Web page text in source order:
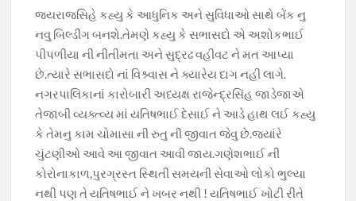
જયરાજસિહે કહ્યુ કે આધુનિક અને સુવિધાઓ સાથે બેંક નુ
નવુ બિલ્ડીંગ બનશે.તેમણે કહ્યુ કે સભાસદો એ અશોકભાઈ
પીપળીયા ની નીતીમતા અને સુદ્રઢ વહીવટ ને મત આપ્યા
છે.ત્યારે સભાસદો નાં વિશ્ર્વાસ ને ક્યારેય દાગ નહી લાગે.
નગરપાલિકાનાં કારોબારી અધ્યક્ષ રાજેન્દ્રસિંહ જાડેજાએ
તેજાબી વ્યક્ત્વ્ય માં યતિષભાઈ દેસાઈ ને આડે હાથ લઈ કહ્યુ
કે તેમનુ કામ ચોમાસા ની રુતુ ની જીવાત જેવુ છે.જ્યાંરે
ચુંટણીઓ આવે આ જીવાત આવી જાય.ગણેશભાઈ ની
કોરોનાકાળ,પુરગ્રસ્ત સ્થિતી સમયની સેવાઓ લોકો ભુલ્યા
નથી પણ તે યતિષભાઈ ને ખબર નથી ! યતિષભાઈ ખોટી રીતે